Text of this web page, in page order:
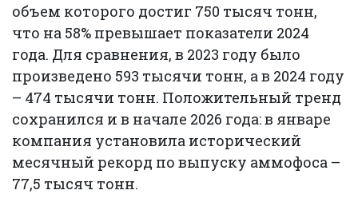
объем которого достиг 750 тысяч тонн,
что на 58% превышает показатели 2024
года. Для сравнения, в 2023 году было
произведено 593 тысячи тонн, а в 2024 году
– 474 тысячи тонн. Положительный тренд
сохранился и в начале 2026 года: в январе
компания установила исторический
месячный рекорд по выпуску аммофоса –
77,5 тысяч тонн.